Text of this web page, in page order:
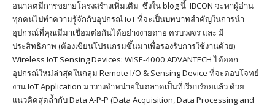
อนาคตมีการขยายโครงสร้างเพิ่มเติม ซึ่งใน blog นี้ IBCON จะพาผู้อ่าน
ทุกคนไปทำความรู้จักกับอุปกรณ์ IoT ที่จะเป็นบทบาทสำคัญในการนำ
อุปกรณ์ที่คุณมีมาเชื่อมต่อกันได้อย่างง่ายดาย ครบวงจร และ มี
ประสิทธิภาพ (ต้องเขียนโปรแกรมขึ้นมาเพื่อรองรับการใช้งานด้วย)
Wireless IoT Sensing Devices: WISE-4000 ADVANTECH ได้ออก
อุปกรณ์ใหม่ล่าสุดในกลุ่ม Remote I/O & Sensing Device ที่จะตอบโจทย์
งาน IoT Application มาวางจำหน่ายในตลาดเป็นที่เรียบร้อยแล้ว ด้วย
แนวคิดสุดล้ำกับ Data A-P-P (Data Acquisition, Data Processing and